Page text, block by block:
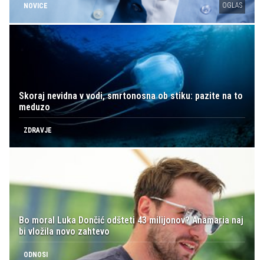
NOVICE OGLAS
Skoraj nevidna v vodi, smrtonosna ob stiku: pazite na to
meduzo
ZDRAVJE
Bo moral Luka Dončić odšteti 43 milijonov? Anamaria naj
bi vložila novo zahtevo
ODNOSI